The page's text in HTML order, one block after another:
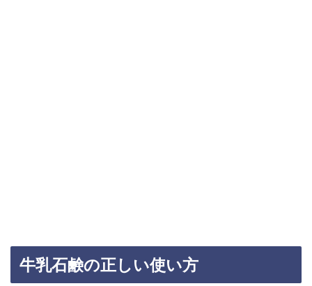
牛乳石鹸の正しい使い方